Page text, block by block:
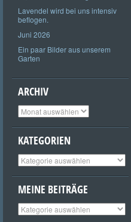
Lavendel wird bei uns intensiv
beflogen.
Juni 2026
Ein paar Bilder aus unserem
Garten
ARCHIV
Archiv
KATEGORIEN
Kategorien
MEINE BEITRÄGE
Meine
Beiträge